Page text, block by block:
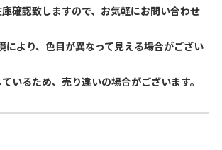
確認致しますので、お気軽にお問い合わせ
により、色目が異なって見える場合がござい
いるため、売り違いの場合がございます。